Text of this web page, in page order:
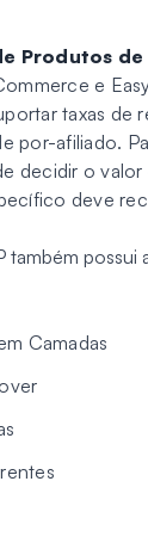
Produtos
e
taxas de
por-afiliado.
decidir o valor
deve
também possui
Camadas